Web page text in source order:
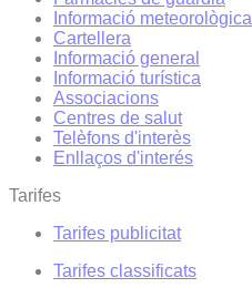
Informació meteorològica
Cartellera
Informació general
Informació turística
Associacions
Centres de salut
Telèfons d'interès
Enllaços d'interés
Tarifes
Tarifes publicitat
Tarifes classificats